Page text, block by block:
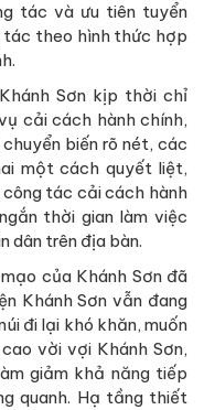
tác và ưu tiên tuyển
tác theo hình thức hợp
Sơn kịp thời chỉ
cải cách hành chính,
biến rõ nét, các
một cách quyết liệt,
tác cải cách hành
thời gian làm việc
dân trên địa bàn.
của Khánh Sơn đã
Khánh Sơn vẫn đang
đi lại khó khăn, muốn
vời vợi Khánh Sơn,
giảm khả năng tiếp
quanh. Hạ tầng thiết